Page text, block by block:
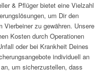
& Pflüger bietet eine Vielzahl
um Dir den
zu gewähren. Unsere
Kosten durch Operationen
oder bei Krankheit Deines
individuell an
um sicherzustellen, dass